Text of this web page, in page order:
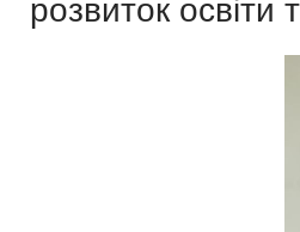
розвиток освіти